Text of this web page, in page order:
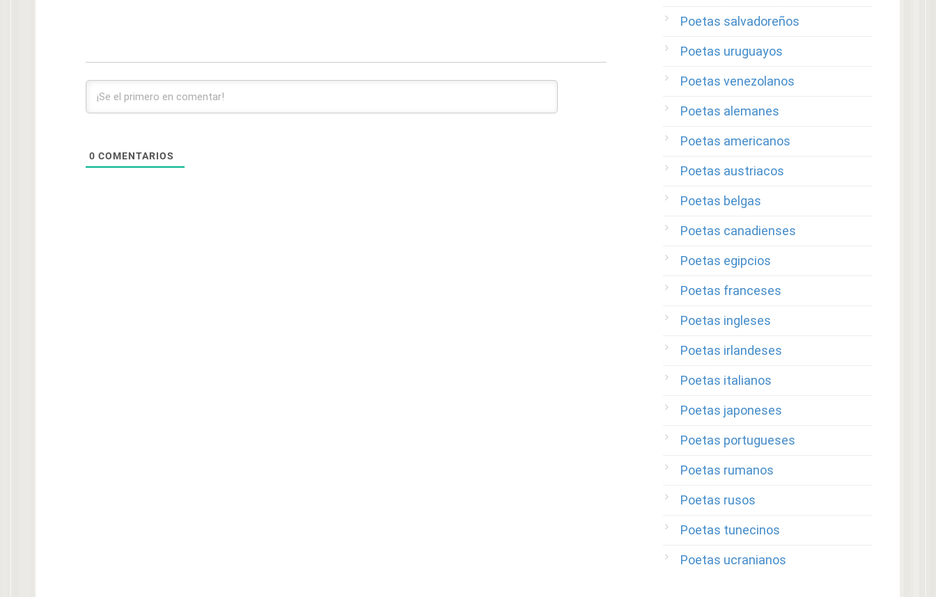
0 COMENTARIOS
Poetas salvadoreños
Poetas uruguayos
Poetas venezolanos
Poetas alemanes
Poetas americanos
Poetas austriacos
Poetas belgas
Poetas canadienses
Poetas egipcios
Poetas franceses
Poetas ingleses
Poetas irlandeses
Poetas italianos
Poetas japoneses
Poetas portugueses
Poetas rumanos
Poetas rusos
Poetas tunecinos
Poetas ucranianos